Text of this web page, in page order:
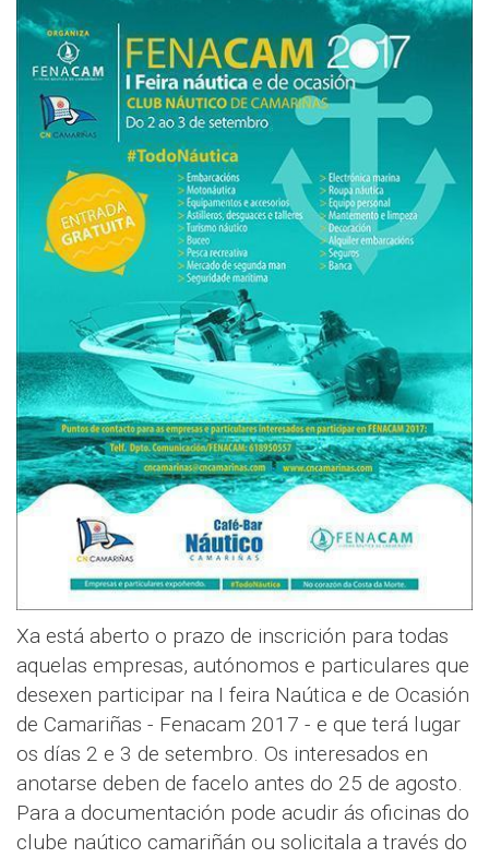
Xa está aberto o prazo de inscrición para todas
aquelas empresas, autónomos e particulares que
desexen participar na I feira Naútica e de Ocasión
de Camariñas - Fenacam 2017 - e que terá lugar
os días 2 e 3 de setembro. Os interesados en
anotarse deben de facelo antes do 25 de agosto.
Para a documentación pode acudir ás oficinas do
clube naútico camariñán ou solicitala a través do